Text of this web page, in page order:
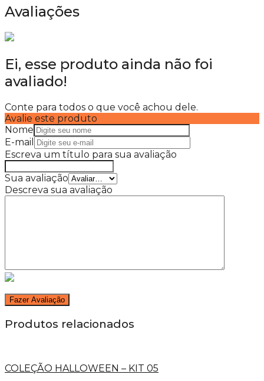
Avaliações
Ei, esse produto ainda não foi
avaliado!
Conte para todos o que você achou dele.
Avalie este produto
Nome
E-mail
Escreva um título para sua avaliação
Sua avaliação
Descreva sua avaliação
Produtos relacionados
COLEÇÃO HALLOWEEN – KIT 05